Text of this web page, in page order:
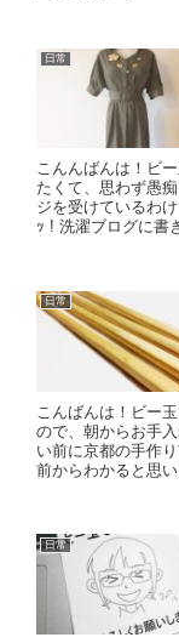
日常
こんんばんは！ビ
たくて、思わず愚
ジを受けているわ
ｯ ! 洗濯ブログに書
日常
こんばんは！ビー
ので、朝からお手
い前に京都の手作
前からわかると思
日常